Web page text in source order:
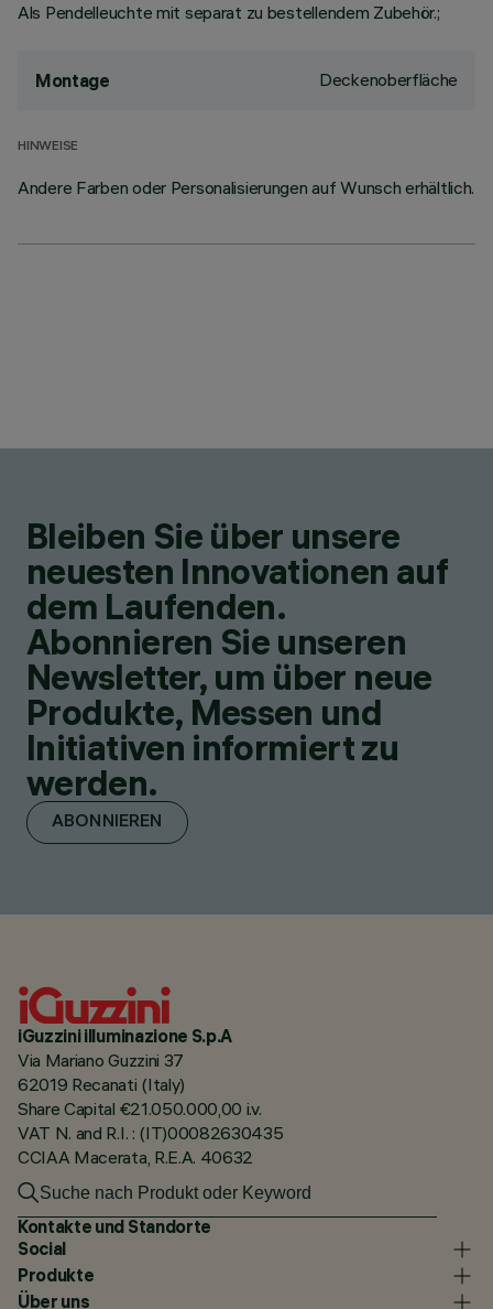
Als Pendelleuchte mit separat zu bestellendem Zubehör.;
Montage Deckenoberfläche
HINWEISE
Andere Farben oder Personalisierungen auf Wunsch erhältlich.
Bleiben Sie über unsere
neuesten Innovationen auf
dem Laufenden.
Abonnieren Sie unseren
Newsletter, um über neue
Produkte, Messen und
Initiativen informiert zu
werden.
ABONNIEREN
iGuzzini illuminazione S.p.A
Via Mariano Guzzini 37
62019 Recanati (Italy)
Share Capital €21.050.000,00 i.v.
VAT N. and R.I. : (IT)00082630435
CCIAA Macerata, R.E.A. 40632
Kontakte und Standorte
Social
Produkte
Über uns